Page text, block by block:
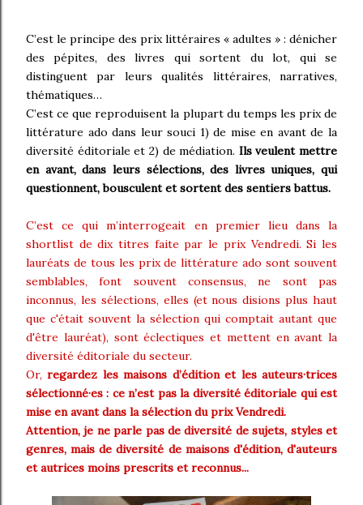
C’est le principe des prix littéraires « adultes » : dénicher
des pépites, des livres qui sortent du lot, qui se
distinguent par leurs qualités littéraires, narratives,
thématiques…
C’est ce que reproduisent la plupart du temps les prix de
littérature ado dans leur souci 1) de mise en avant de la
diversité éditoriale et 2) de médiation. Ils veulent mettre
en avant, dans leurs sélections, des livres uniques, qui
questionnent, bousculent et sortent des sentiers battus.
C’est ce qui m’interrogeait en premier lieu dans la
shortlist de dix titres faite par le prix Vendredi. Si les
lauréats de tous les prix de littérature ado sont souvent
semblables, font souvent consensus, ne sont pas
inconnus, les sélections, elles (et nous disions plus haut
que c'était souvent la sélection qui comptait autant que
d'être lauréat), sont éclectiques et mettent en avant la
diversité éditoriale du secteur.
Or,regardez les maisons d’édition et les auteurs·trices
sélectionné·es : ce n’est pas la diversité éditoriale qui est
mise en avant dans la sélection du prix Vendredi.
Attention, je ne parle pas de diversité de sujets, styles et
genres, mais de diversité de maisons d'édition, d'auteurs
et autrices moins prescrits et reconnus...